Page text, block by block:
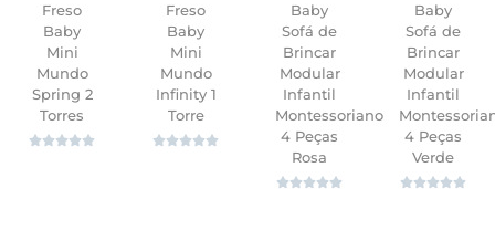
Freso
Baby
Mini
Mundo
Spring 2
Torres

Freso
Baby
Mini
Mundo
Infinity 1
Torre

Baby
Sofá de
Brincar
Modular
Infantil
Montessoriano
4 Peças
Rosa

Baby
Sofá de
Brincar
Modular
Infantil
4 Peças
Verde
